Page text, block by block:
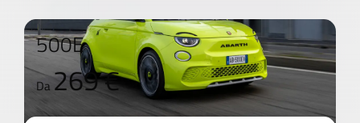
500E
Da269 €